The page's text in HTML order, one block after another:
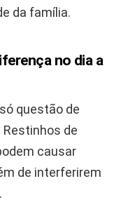
da família.
no dia a
questão de
Restinhos de
causar
de interferirem